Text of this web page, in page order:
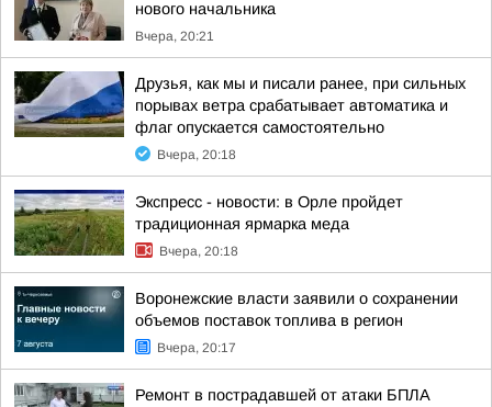
нового начальника
Вчера, 20:21
Друзья, как мы и писали ранее, при сильных
порывах ветра срабатывает автоматика и
флаг опускается самостоятельно
Вчера, 20:18
Экспресс - новости: в Орле пройдет
традиционная ярмарка меда
Вчера, 20:18
Воронежские власти заявили о сохранении
объемов поставок топлива в регион
Вчера, 20:17
Ремонт в пострадавшей от атаки БПЛА